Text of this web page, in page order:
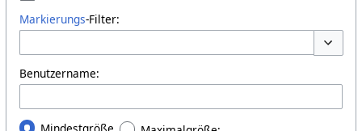
Markierungs-Filter:
Benutzername: